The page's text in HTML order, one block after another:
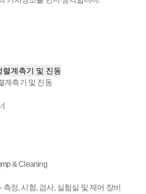
렬계측기 및 진동
계측기 및 진동
& Cleaning
정, 시험, 검사, 실험실 및 제어 장비